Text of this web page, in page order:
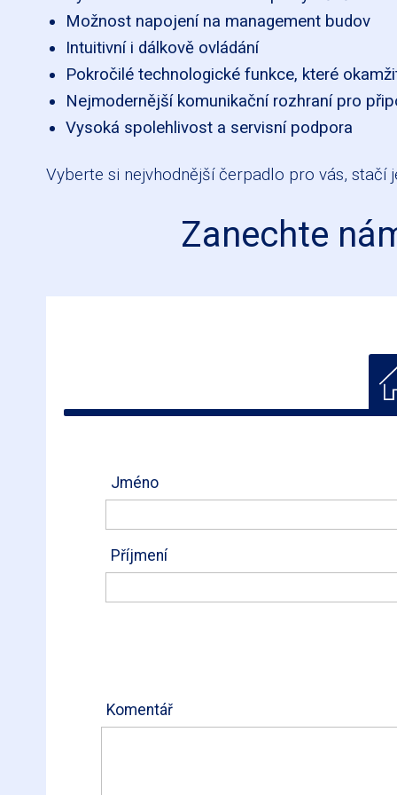
Možnost napojení na management budov
Intuitivní i dálkově ovládání
Pokročilé technologické funkce, které
Nejmodernější komunikační rozhraní pro
Vysoká spolehlivost a servisní podpora
Vyberte si nejvhodnější čerpadlo pro vás, stačí
Zanechte
Jméno
Příjmení
Komentář